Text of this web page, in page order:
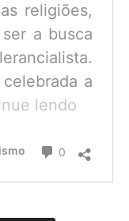
religiões,
a busca
a
lendo
é
0 Comentário